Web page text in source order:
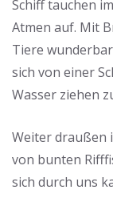
Schiff tauchen
Atmen auf. Mit
Tiere
sich von einer
Wasser ziehen
Weiter draußen
von bunten
sich durch uns